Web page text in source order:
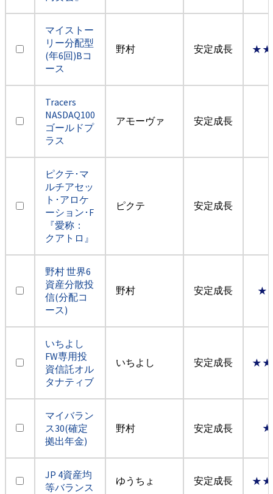
マイストー
リー分配型
(年6回)Bコ
ース
野村 安定成長
Tracers
NASDAQ100
ゴールドプ
ラス
アモーヴァ 安定成長
ピクテ･マ
ルチアセッ
ト･アロケ
ーション･F
『愛称：
クアトロ』
ピクテ 安定成長
野村 世界6
資産分散投
信(分配コ
ース)
野村 安定成長
いちよし
FW専用投
資信託オル
タナティブ
いちよし 安定成長
マイバラン
ス30(確定
拠出年金)
野村 安定成長
JP 4資産均
等バランス
ゆうちょ 安定成長